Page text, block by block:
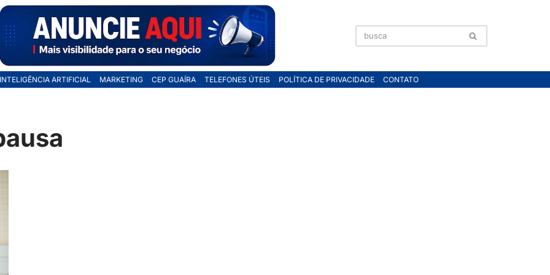
INTELIGÊNCIA ARTIFICIAL MARKETING CEP GUAÍRA TELEFONES ÚTEIS POLÍTICA DE PRIVACIDADE CONTATO